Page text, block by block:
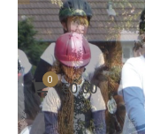
0 €0,00